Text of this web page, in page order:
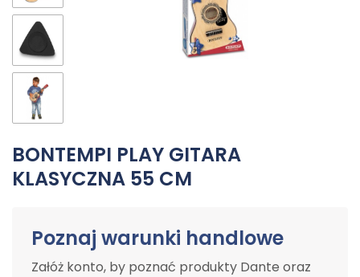
BONTEMPI PLAY GITARA
KLASYCZNA 55 CM
Poznaj warunki handlowe
Załóż konto, by poznać produkty Dante oraz